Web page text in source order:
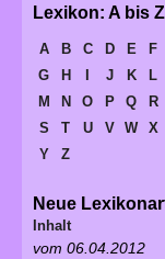
Lexikon: A bis Z
A B C D E
F
G
H J K
L
M
N O P Q
R
S
T U V W
X
Y
Z
Neue
Inhalt
vom 06.04.2012